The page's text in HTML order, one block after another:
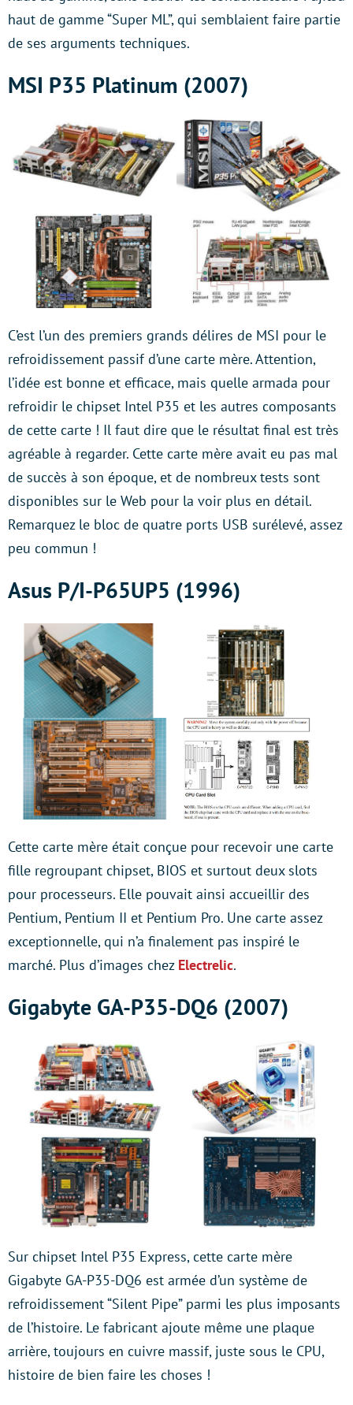
haut de gamme “Super ML”, qui semblaient faire partie
de ses arguments techniques.
MSI P35 Platinum (2007)
C’est l’un des premiers grands délires de MSI pour le
refroidissement passif d’une carte mère. Attention,
l’idée est bonne et efficace, mais quelle armada pour
refroidir le chipset Intel P35 et les autres composants
de cette carte ! Il faut dire que le résultat final est très
agréable à regarder. Cette carte mère avait eu pas mal
de succès à son époque, et de nombreux tests sont
disponibles sur le Web pour la voir plus en détail.
Remarquez le bloc de quatre ports USB surélevé, assez
peu commun !
Asus P/I-P65UP5 (1996)
Cette carte mère était conçue pour recevoir une carte
fille regroupant chipset, BIOS et surtout deux slots
pour processeurs. Elle pouvait ainsi accueillir des
Pentium, Pentium II et Pentium Pro. Une carte assez
exceptionnelle, qui n’a finalement pas inspiré le
marché. Plus d’images chez Electrelic.
Gigabyte GA-P35-DQ6 (2007)
Sur chipset Intel P35 Express, cette carte mère
Gigabyte GA-P35-DQ6 est armée d’un système de
refroidissement “Silent Pipe” parmi les plus imposants
de l’histoire. Le fabricant ajoute même une plaque
arrière, toujours en cuivre massif, juste sous le CPU,
histoire de bien faire les choses !